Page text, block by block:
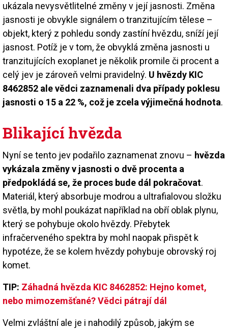
ukázala nevysvětlitelné změny v její jasnosti. Změna
jasnosti je obvykle signálem o tranzitujícím tělese –
objekt, který z pohledu sondy zastíní hvězdu, sníží její
jasnost. Potíž je v tom, že obvyklá změna jasnosti u
tranzitujících exoplanet je několik promile či procent a
celý jev je zároveň velmi pravidelný. U hvězdy KIC
8462852 ale vědci zaznamenali dva případy poklesu
jasnosti o 15 a 22 %, což je zcela výjimečná hodnota.
Blikající hvězda
Nyní se tento jev podařilo zaznamenat znovu – hvězda
vykázala změny v jasnosti o dvě procenta a
předpokládá se, že proces bude dál pokračovat.
Materiál, který absorbuje modrou a ultrafialovou složku
světla, by mohl poukázat například na obří oblak plynu,
který se pohybuje okolo hvězdy. Přebytek
infračerveného spektra by mohl naopak přispět k
hypotéze, že se kolem hvězdy pohybuje obrovský roj
komet.
TIP: Záhadná hvězda KIC 8462852: Hejno komet,
nebo mimozemšťané? Vědci pátrají dál
Velmi zvláštní ale je i nahodilý způsob, jakým se